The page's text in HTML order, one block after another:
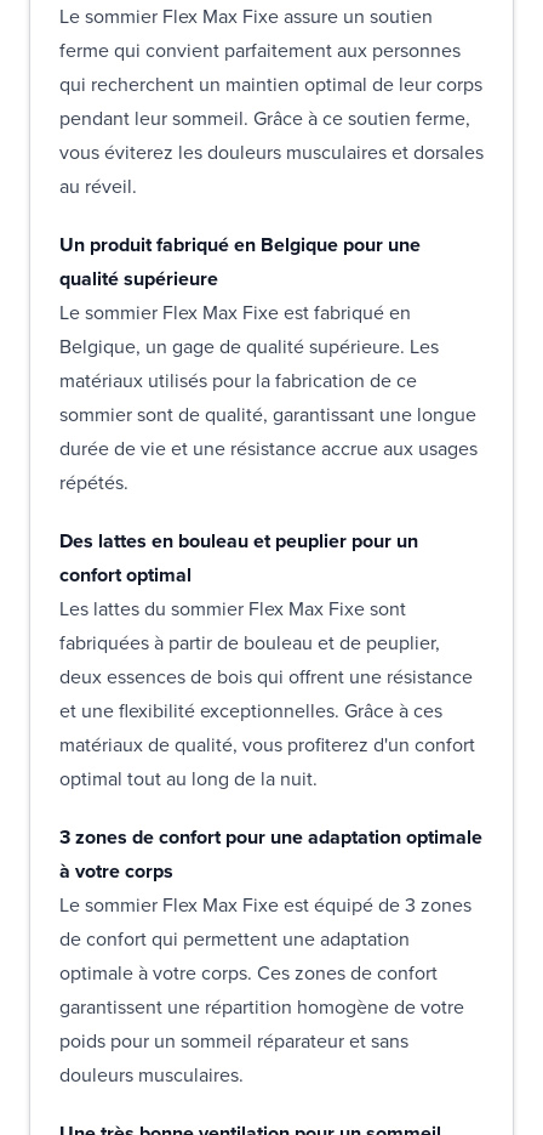
Le sommier Flex Max Fixe assure un soutien
ferme qui convient parfaitement aux personnes
qui recherchent un maintien optimal de leur corps
pendant leur sommeil. Grâce à ce soutien ferme,
vous éviterez les douleurs musculaires et dorsales
au réveil.
Un produit fabriqué en Belgique pour une
qualité supérieure
Le sommier Flex Max Fixe est fabriqué en
Belgique, un gage de qualité supérieure. Les
matériaux utilisés pour la fabrication de ce
sommier sont de qualité, garantissant une longue
durée de vie et une résistance accrue aux usages
répétés.
Des lattes en bouleau et peuplier pour un
confort optimal
Les lattes du sommier Flex Max Fixe sont
fabriquées à partir de bouleau et de peuplier,
deux essences de bois qui offrent une résistance
et une flexibilité exceptionnelles. Grâce à ces
matériaux de qualité, vous profiterez d'un confort
optimal tout au long de la nuit.
3 zones de confort pour une adaptation optimale
à votre corps
Le sommier Flex Max Fixe est équipé de 3 zones
de confort qui permettent une adaptation
optimale à votre corps. Ces zones de confort
garantissent une répartition homogène de votre
poids pour un sommeil réparateur et sans
douleurs musculaires.